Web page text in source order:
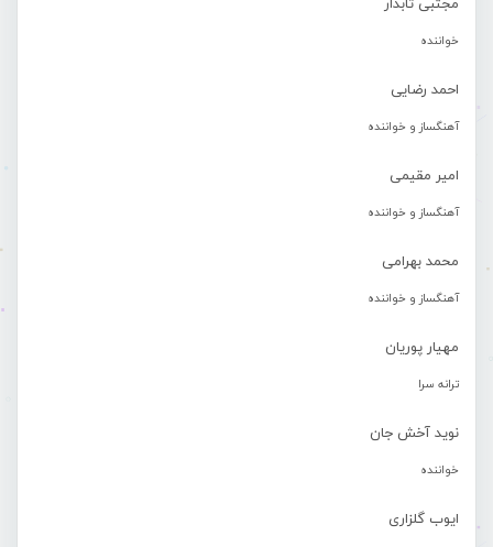
مجتبی تابدار
خواننده
احمد رضایی
آهنگساز و خواننده
امیر مقیمی
آهنگساز و خواننده
محمد بهرامی
آهنگساز و خواننده
مهیار پوریان
ترانه سرا
نوید آخش جان
خواننده
ایوب گلزاری